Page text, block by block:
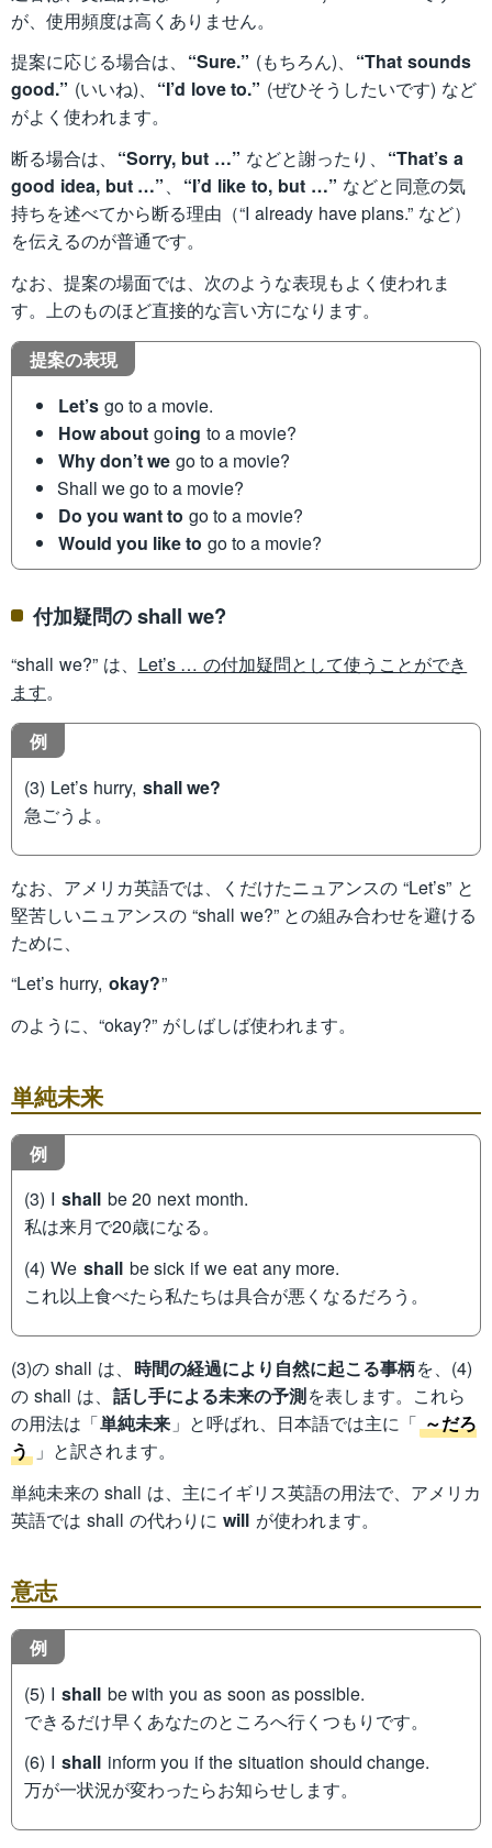
が、使用頻度は高くありません。
提案に応じる場合は、 “Sure.” (もちろん)、 “That sounds
good.” (いいね)、 “I’d love to.” (ぜひそうしたいです) など
がよく使われます。
断る場合は、 “Sorry, but …” などと謝ったり、 “That’s a
good idea, but …”、 “I’d like to, but …” などと同意の気
持ちを述べてから断る理由（“I already have plans.” など）
を伝えるのが普通です。
なお、提案の場面では、次のような表現もよく使われま
す。上のものほど直接的な言い方になります。
提案の表現
Let’s go to a movie.
How about going to a movie?
Why don’t we go to a movie?
Shall we go to a movie?
Do you want to go to a movie?
Would you like to go to a movie?
付加疑問の shall we?
“shall we?” は、 Let’s … の付加疑問として使うことができ
ます。
例
(3) Let’s hurry, shall we?
急ごうよ。
なお、アメリカ英語では、くだけたニュアンスの “Let’s” と
堅苦しいニュアンスの “shall we?” との組み合わせを避ける
ために、
“Let’s hurry, okay?”
のように、“okay?” がしばしば使われます。
単純未来
例
(3) I shall be 20 next month.
私は来月で20歳になる。
(4) We shall be sick if we eat any more.
これ以上食べたら私たちは具合が悪くなるだろう。
(3)の shall は、 時間の経過により自然に起こる事柄を、(4)
の shall は、 話し手による未来の予測を表します。これら
の用法は「単純未来 」と呼ばれ、日本語では主に「 ～だろ
う 」と訳されます。
単純未来の shall は、主にイギリス英語の用法で、アメリカ
英語では shall の代わりに will が使われます。
意志
例
(5) I shall be with you as soon as possible.
できるだけ早くあなたのところへ行くつもりです。
(6) I shall inform you if the situation should change.
万が一状況が変わったらお知らせします。